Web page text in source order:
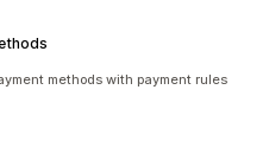
methods with payment rules